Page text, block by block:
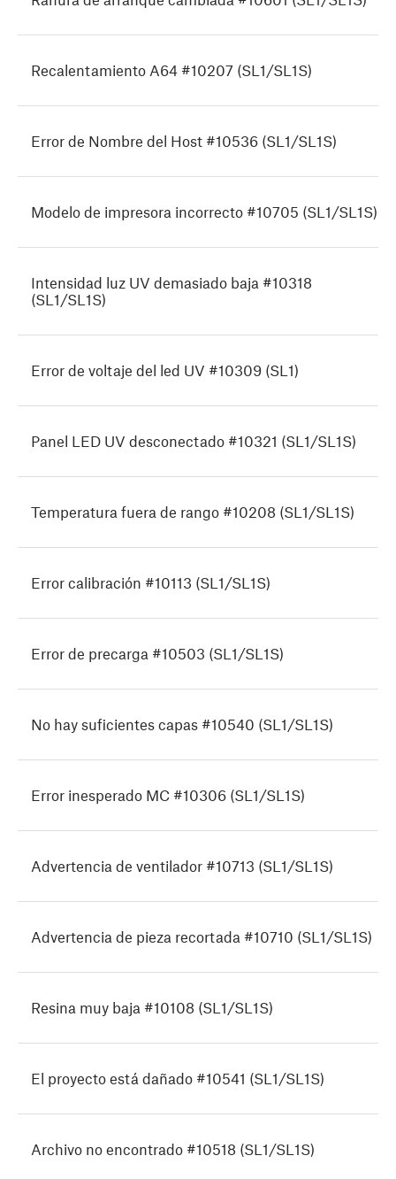
Recalentamiento A64 #10207 (SL1/SL1S)
Error de Nombre del Host #10536 (SL1/SL1S)
Modelo de impresora incorrecto #10705 (SL1/SL1S)
Intensidad luz UV demasiado baja #10318
(SL1/SL1S)
Error de voltaje del led UV #10309 (SL1)
Panel LED UV desconectado #10321 (SL1/SL1S)
Temperatura fuera de rango #10208 (SL1/SL1S)
Error calibración #10113 (SL1/SL1S)
Error de precarga #10503 (SL1/SL1S)
No hay suficientes capas #10540 (SL1/SL1S)
Error inesperado MC #10306 (SL1/SL1S)
Advertencia de ventilador #10713 (SL1/SL1S)
Advertencia de pieza recortada #10710 (SL1/SL1S)
Resina muy baja #10108 (SL1/SL1S)
El proyecto está dañado #10541 (SL1/SL1S)
Archivo no encontrado #10518 (SL1/SL1S)